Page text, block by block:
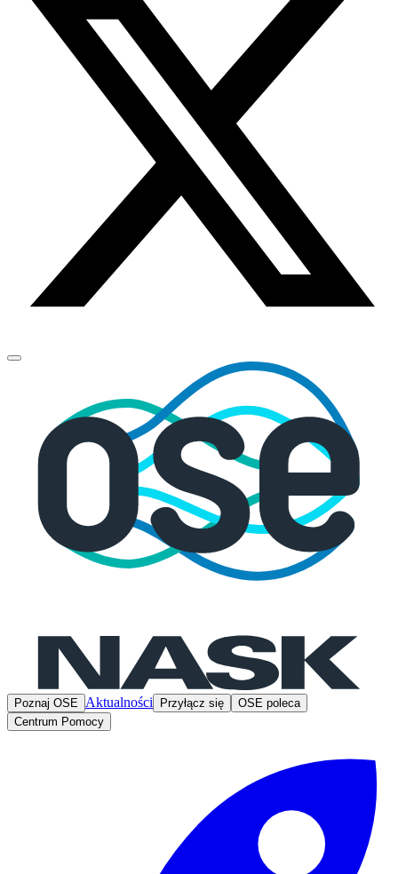
Poznaj OSE Aktualności Przyłącz się
OSE poleca
Centrum Pomocy